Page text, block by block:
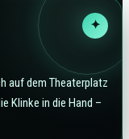
✦
auf dem Theaterplatz
Klinke in die Hand –